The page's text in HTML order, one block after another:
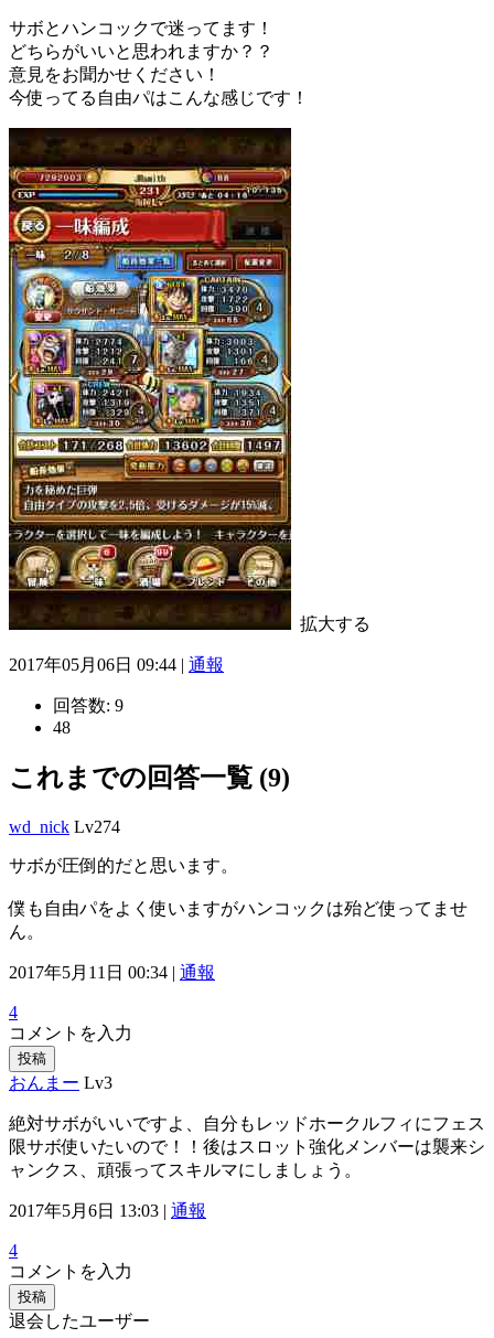
サボとハンコックで迷ってます！
どちらがいいと思われますか？？
意見をお聞かせください！
今使ってる自由パはこんな感じです！
拡大する
2017年05月06日 09:44 | 通報
回答数: 9
48
これまでの回答一覧 (9)
wd_nick Lv274
サボが圧倒的だと思います。
僕も自由パをよく使いますがハンコックは殆ど使ってませ
ん。
2017年5月11日 00:34 | 通報
4
コメントを入力
投稿
おんまー Lv3
絶対サボがいいですよ、自分もレッドホークルフィにフェス
限サボ使いたいので！！後はスロット強化メンバーは襲来シ
ャンクス、頑張ってスキルマにしましょう。
2017年5月6日 13:03 | 通報
4
コメントを入力
投稿
退会したユーザー